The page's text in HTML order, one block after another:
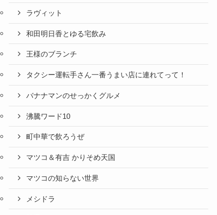
ラヴィット
和田明日香とゆる宅飲み
王様のブランチ
タクシー運転手さん一番うまい店に連れてって！
バナナマンのせっかくグルメ
沸騰ワード10
町中華で飲ろうぜ
マツコ＆有吉 かりそめ天国
マツコの知らない世界
メシドラ